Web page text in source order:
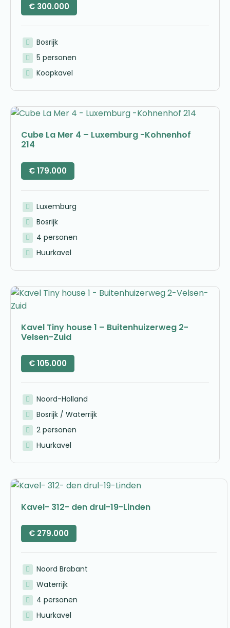
€ 300.000
Bosrijk
5 personen
Koopkavel
Cube La Mer 4 – Luxemburg -Kohnenhof
214
€179.000
Luxemburg
Bosrijk
4 personen
Huurkavel
Kavel Tiny house 1 – Buitenhuizerweg 2-
Velsen-Zuid
€105.000
Noord-Holland
Bosrijk / Waterrijk
2 personen
Huurkavel
Kavel- 312- den drul-19-Linden
€ 279.000
Noord Brabant
Waterrijk
4 personen
Huurkavel